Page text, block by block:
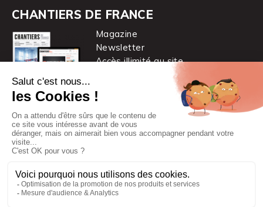
CHANTIERS DE FRANCE
Magazine
Newsletter
Accès illimité au site
Chantiers de France est une marque